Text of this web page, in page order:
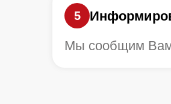
5
Мы сообщим Вам